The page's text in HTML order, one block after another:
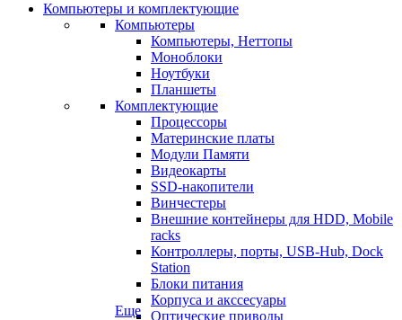
Компьютеры и комплектующие
Компьютеры
Компьютеры, Неттопы
Моноблоки
Ноутбуки
Планшеты
Комплектующие
Процессоры
Материнские платы
Модули Памяти
Видеокарты
SSD-накопители
Винчестеры
Внешние контейнеры для HDD, Mobile
racks
Контроллеры, порты, USB-Hub, Dock
Station
Блоки питания
Корпуса и акссесуары
Оптические приводы
Еще